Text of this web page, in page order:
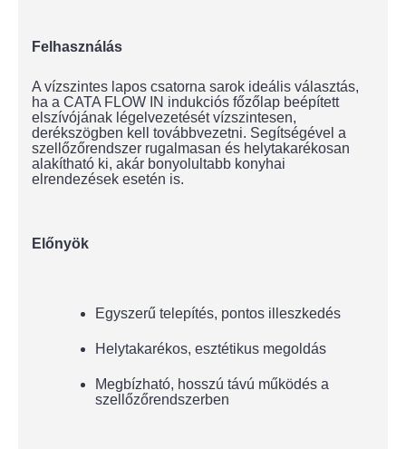
Felhasználás
A vízszintes lapos csatorna sarok ideális választás,
ha a CATA FLOW IN indukciós főzőlap beépített
elszívójának légelvezetését vízszintesen,
derékszögben kell továbbvezetni. Segítségével a
szellőzőrendszer rugalmasan és helytakarékosan
alakítható ki, akár bonyolultabb konyhai
elrendezések esetén is.
Előnyök
Egyszerű telepítés, pontos illeszkedés
Helytakarékos, esztétikus megoldás
Megbízható, hosszú távú működés a
szellőzőrendszerben